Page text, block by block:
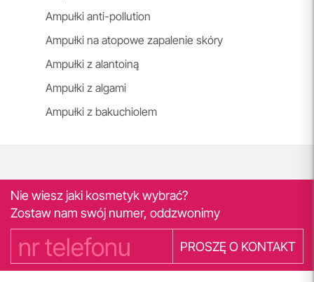
Ampułki anti-pollution
Ampułki na atopowe zapalenie skóry
Ampułki z alantoiną
Ampułki z algami
Ampułki z bakuchiolem
Nie wiesz jaki kosmetyk wybrać?
Zostaw nam swój numer, oddzwonimy
PROSZĘ O KONTAKT